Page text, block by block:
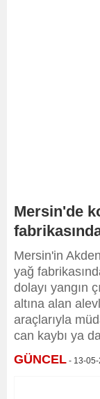
Mersin'de
Mersin'in
yağ
dolayı yangın
altına alan
araçlarıyla
can kaybı ya
GÜNCEL - 13-